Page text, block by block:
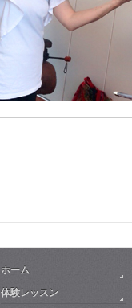
ホーム
体験レッスン